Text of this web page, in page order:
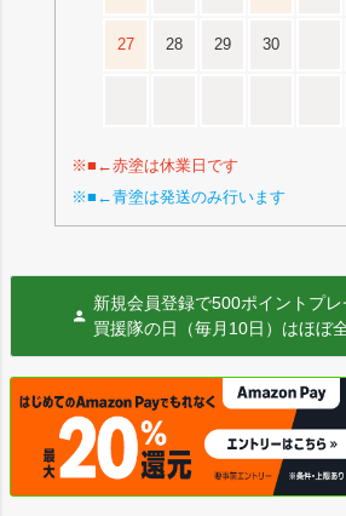
27 28 29 30
※■←赤塗は休業日です
※■←青塗は発送のみ行います
新規会員登録で500ポイントプレ
買援隊の日（毎月10日）はほぼ